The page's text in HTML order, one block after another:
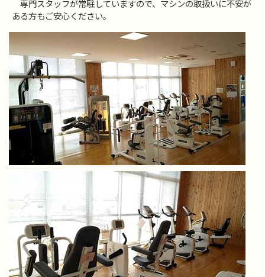
専門スタッフが常駐していますので、マシンの取扱いに不安が
ある方もご安心ください。